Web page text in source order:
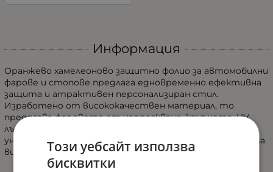
Информация
Оранжево хамелеоново защитно фолио за автомобилни
фарове и стопове предлага едновременно ефективна
защита и атрактивен персонализиран стил.
Изработено от висококачествен материал, то
предпазва фаровете от надраскване, камъчета, UV
лъчи и замърсявания, като същевременно им придава
уникален розов оттенък, който отличава автомобила
ви.
Този уебсайт използва
бисквитки